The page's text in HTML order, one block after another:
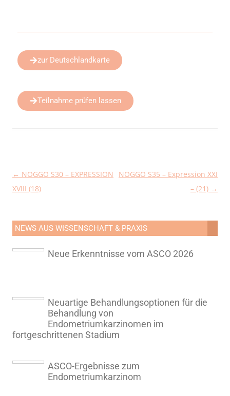
zur Deutschlandkarte
Teilnahme prüfen lassen
Beitragsnavigation
← NOGGO S30 – EXPRESSION
XVIII (18)
NOGGO S35 – Expression XXI
– (21) →
NEWS AUS WISSENSCHAFT & PRAXIS
Neue Erkenntnisse vom ASCO 2026
Neuartige Behandlungsoptionen für die
Behandlung von
Endometriumkarzinomen im
fortgeschrittenen Stadium
ASCO-Ergebnisse zum
Endometriumkarzinom